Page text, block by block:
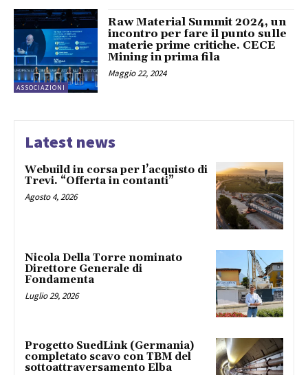
ASSOCIAZIONI
Raw Material Summit 2024, un
incontro per fare il punto sulle
materie prime critiche. CECE
Mining in prima fila
Maggio 22, 2024
Latest news
Webuild in corsa per l’acquisto di
Trevi. “Offerta in contanti”
Agosto 4, 2026
Nicola Della Torre nominato
Direttore Generale di
Fondamenta
Luglio 29, 2026
Progetto SuedLink (Germania)
completato scavo con TBM del
sottoattraversamento Elba